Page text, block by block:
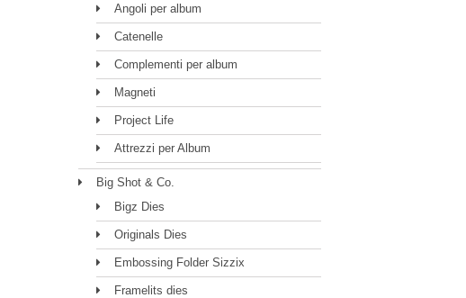
Angoli per album
Catenelle
Complementi per album
Magneti
Project Life
Attrezzi per Album
Big Shot & Co.
Bigz Dies
Originals Dies
Embossing Folder Sizzix
Framelits dies